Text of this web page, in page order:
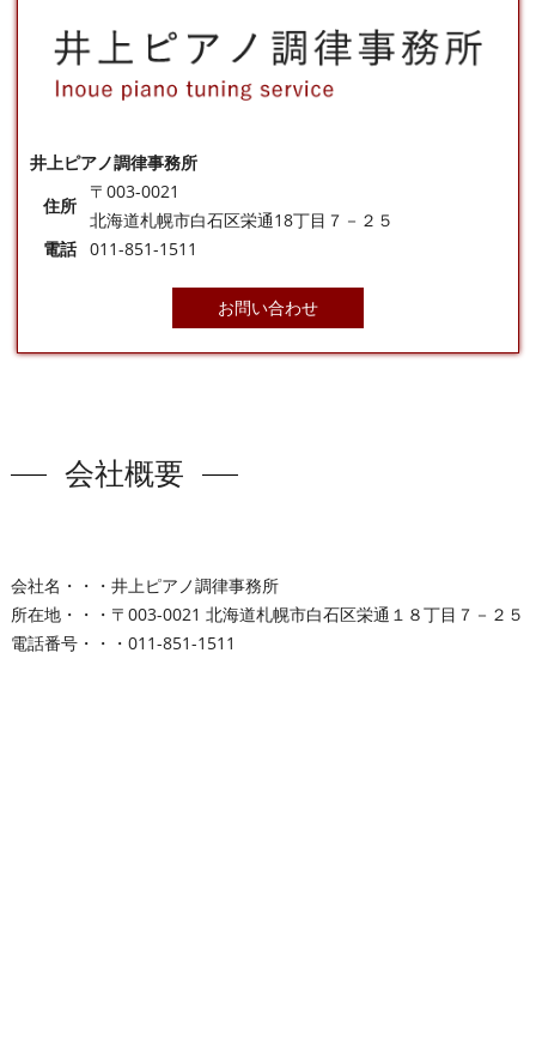
井上ピアノ調律事務所
住所
〒003-0021
北海道札幌市白石区栄通18丁目７－２５
電話 011-851-1511
お問い合わせ
会社概要
会社名・・・井上ピアノ調律事務所
所在地・・・〒003-0021 北海道札幌市白石区栄通１８丁目７－２５
電話番号・・・011-851-1511